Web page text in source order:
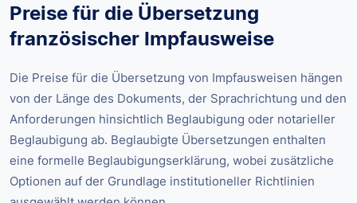
Preise für die Übersetzung
französischer Impfausweise
Die Preise für die Übersetzung von Impfausweisen hängen
von der Länge des Dokuments, der Sprachrichtung und den
Anforderungen hinsichtlich Beglaubigung oder notarieller
Beglaubigung ab. Beglaubigte Übersetzungen enthalten
eine formelle Beglaubigungserklärung, wobei zusätzliche
Optionen auf der Grundlage institutioneller Richtlinien